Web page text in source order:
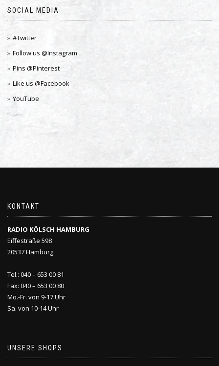
SOCIAL MEDIA
#Twitter
Follow us @Instagram
Pins @Pinterest
Like us @Facebook
YouTube
KONTAKT
RADIO KÖLSCH HAMBURG
Eiffestraße 598
20537 Hamburg
Tel.: 040 – 653 00 81
Fax: 040 – 653 00 80
Mo.-Fr. von 9-17 Uhr
Sa. von 10-14 Uhr
UNSERE SHOPS